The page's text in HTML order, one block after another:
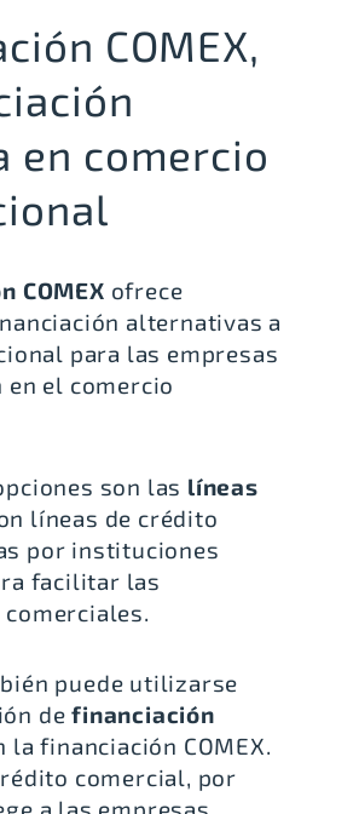
COMEX,
en comercio
COMEX ofrece
alternativas a
para las empresas
el comercio
son las líneas
líneas de crédito
por instituciones
facilitar las
puede utilizarse
definanciación
la financiación COMEX.
comercial, por